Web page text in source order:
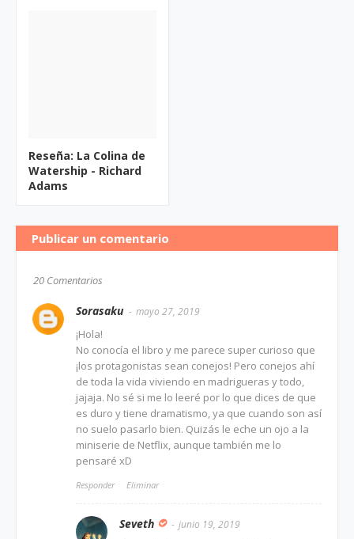
Reseña: La Colina de
Watership - Richard
Adams
Publicar un comentario
20 Comentarios
Sorasaku mayo 27, 2019
¡Hola!
No conocía el libro y me parece super curioso que
¡los protagonistas sean conejos! Pero conejos ahí
de toda la vida viviendo en madrigueras y todo,
jajaja. No sé si me lo leeré por lo que dices de que
es duro y tiene dramatismo, ya que cuando son así
no suelo pasarlo bien. Quizás le eche un ojo a la
miniserie de Netflix, aunque también me lo
pensaré xD
Responder Eliminar
Seveth junio 19, 2019